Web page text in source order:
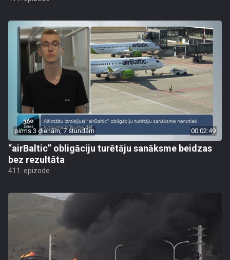
pirms 3 dienām, 7 stundām 00:02:49
“airBaltic” obligāciju turētāju sanāksme beidzas
bez rezultāta
411. epizode